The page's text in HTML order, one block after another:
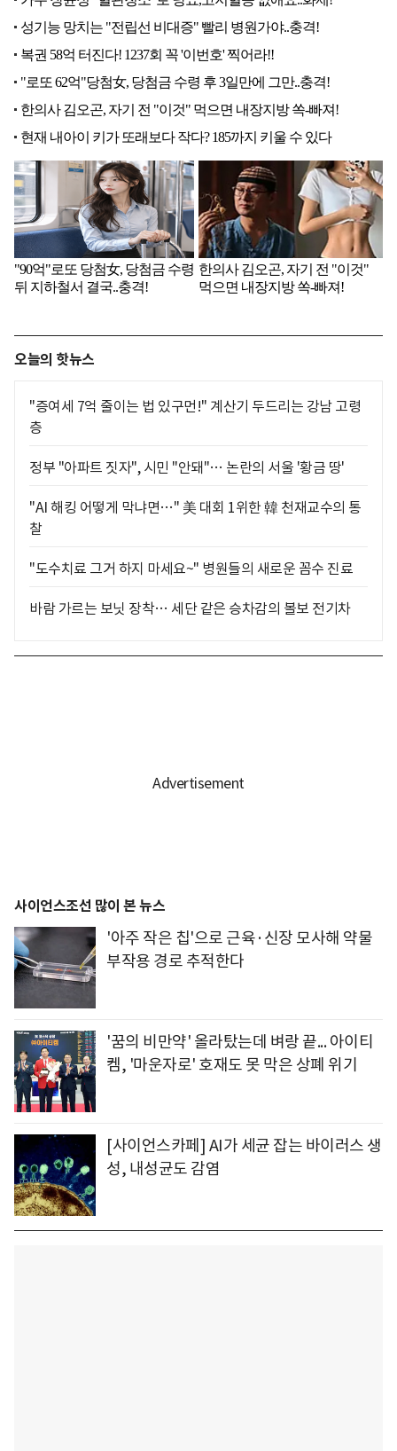
오늘의 핫뉴스
"증여세 7억 줄이는 법 있구먼!" 계산기 두드리는 강남 고령
층
정부 "아파트 짓자", 시민 "안돼"… 논란의 서울 '황금 땅'
"AI 해킹 어떻게 막냐면…" 美 대회 1위한 韓 천재교수의 통
찰
"도수치료 그거 하지 마세요~" 병원들의 새로운 꼼수 진료
바람 가르는 보닛 장착… 세단 같은 승차감의 볼보 전기차
사이언스조선 많이 본 뉴스
'아주 작은 칩'으로 근육·신장 모사해 약물
부작용 경로 추적한다
'꿈의 비만약' 올라탔는데 벼랑 끝... 아이티
켐, '마운자로' 호재도 못 막은 상폐 위기
[사이언스카페] AI가 세균 잡는 바이러스 생
성, 내성균도 감염